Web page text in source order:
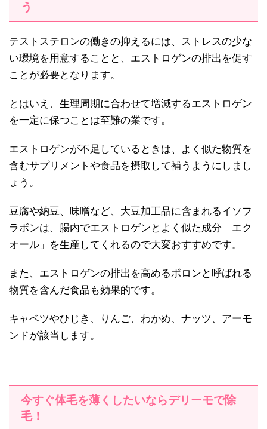
う
テストステロンの働きの抑えるには、ストレスの少な
い環境を用意することと、エストロゲンの排出を促す
ことが必要となります。
とはいえ、生理周期に合わせて増減するエストロゲン
を一定に保つことは至難の業です。
エストロゲンが不足しているときは、よく似た物質を
含むサプリメントや食品を摂取して補うようにしまし
ょう。
豆腐や納豆、味噌など、大豆加工品に含まれるイソフ
ラボンは、腸内でエストロゲンとよく似た成分「エク
オール」を生産してくれるので大変おすすめです。
また、エストロゲンの排出を高めるボロンと呼ばれる
物質を含んだ食品も効果的です。
キャベツやひじき、りんご、わかめ、ナッツ、アーモ
ンドが該当します。
今すぐ体毛を薄くしたいならデリーモで除
毛！